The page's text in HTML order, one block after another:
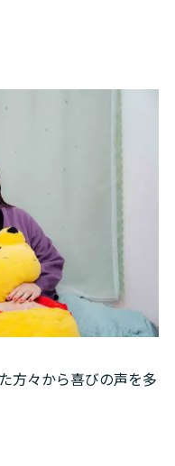
方々から喜びの声を多